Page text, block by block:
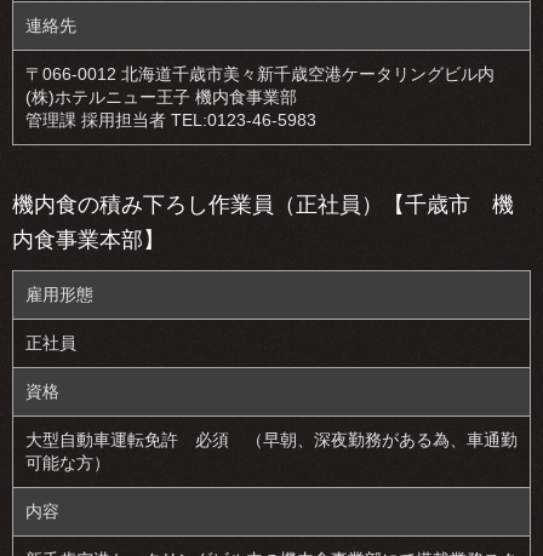
連絡先
〒066-0012 北海道千歳市美々新千歳空港ケータリングビル内
(株)ホテルニュー王子 機内食事業部
管理課 採用担当者 TEL:0123-46-5983
機内食の積み下ろし作業員（正社員）【千歳市 機
内食事業本部】
雇用形態
正社員
資格
大型自動車運転免許 必須 （早朝、深夜勤務がある為、車通勤
可能な方）
内容